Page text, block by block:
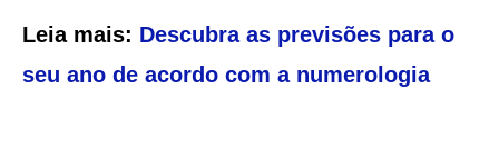
Leia mais: Descubra as previsões para o
seu ano de acordo com a numerologia